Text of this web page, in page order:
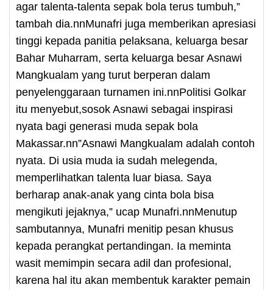
agar talenta-talenta sepak bola terus tumbuh,”
tambah dia.nnMunafri juga memberikan apresiasi
tinggi kepada panitia pelaksana, keluarga besar
Bahar Muharram, serta keluarga besar Asnawi
Mangkualam yang turut berperan dalam
penyelenggaraan turnamen ini.nnPolitisi Golkar
itu menyebut,sosok Asnawi sebagai inspirasi
nyata bagi generasi muda sepak bola
Makassar.nn”Asnawi Mangkualam adalah contoh
nyata. Di usia muda ia sudah melegenda,
memperlihatkan talenta luar biasa. Saya
berharap anak-anak yang cinta bola bisa
mengikuti jejaknya,” ucap Munafri.nnMenutup
sambutannya, Munafri menitip pesan khusus
kepada perangkat pertandingan. Ia meminta
wasit memimpin secara adil dan profesional,
karena hal itu akan membentuk karakter pemain